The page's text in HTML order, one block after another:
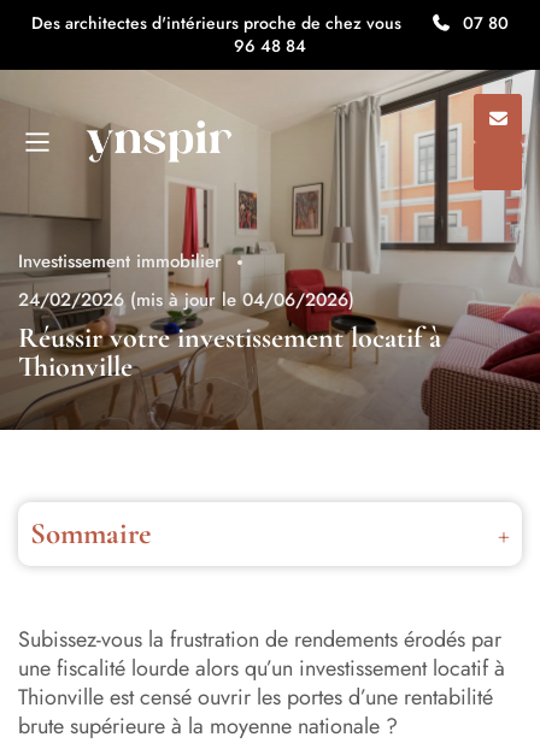
Des architectes d'intérieurs proche de chez vous
07 80
96 48 84
Investissement immobilier
24/02/2026 (mis à jour le 04/06/2026)
Réussir votre investissement locatif à
Thionville
Sommaire
Pourquoi l’investissement locatif à Thionville s’impose
5 indicateurs clés sur la rentabilité thionvilloise
Sélection des quartiers à privilégier pour votre
patrimoine
Subissez-vous la frustration de rendements érodés par
une fiscalité lourde alors qu’un investissement locatif à
Thionville est censé ouvrir les portes d’une rentabilité
brute supérieure à la moyenne nationale ?